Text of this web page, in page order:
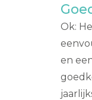
Ok:
en